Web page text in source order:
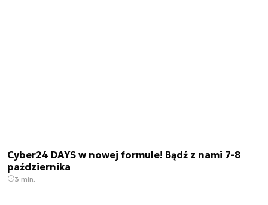
Cyber24 DAYS w nowej formule! Bądź z nami 7-8
października
3 min.